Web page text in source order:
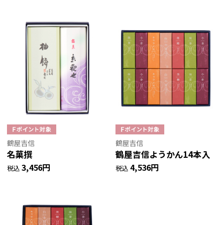
鶴屋吉信
名菓撰
税込 3,456円
鶴屋吉信
鶴屋吉信ようかん14本入
税込 4,536円